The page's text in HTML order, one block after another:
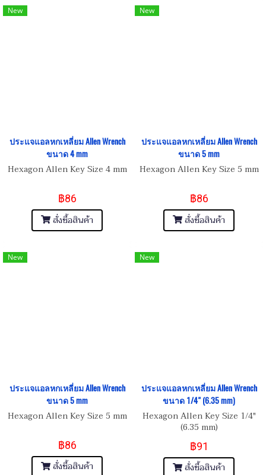
New
ประแจแอลหกเหลี่ยม Allen Wrench
ขนาด 4 mm
Hexagon Allen Key Size 4 mm
฿86
สั่งซื้อสินค้า
New
ประแจแอลหกเหลี่ยม Allen Wrench
ขนาด 5 mm
Hexagon Allen Key Size 5 mm
฿86
สั่งซื้อสินค้า
New
ประแจแอลหกเหลี่ยม Allen Wrench
ขนาด 5 mm
Hexagon Allen Key Size 5 mm
฿86
สั่งซื้อสินค้า
New
ประแจแอลหกเหลี่ยม Allen Wrench
ขนาด 1/4" (6.35 mm)
Hexagon Allen Key Size 1/4"
(6.35 mm)
฿91
สั่งซื้อสินค้า